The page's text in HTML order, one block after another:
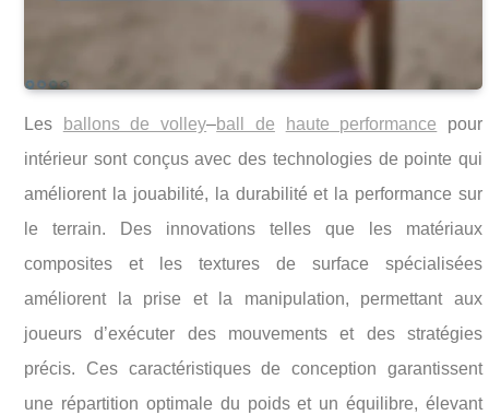
Les ballons de volley–ball de haute performance pour
intérieur sont conçus avec des technologies de pointe qui
améliorent la jouabilité, la durabilité et la performance sur
le terrain. Des innovations telles que les matériaux
composites et les textures de surface spécialisées
améliorent la prise et la manipulation, permettant aux
joueurs d’exécuter des mouvements et des stratégies
précis. Ces caractéristiques de conception garantissent
une répartition optimale du poids et un équilibre, élevant